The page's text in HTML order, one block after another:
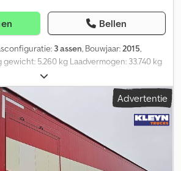
Bellen
3 assen, Bouwjaar: 2015,
gewicht: 5.260 kg Laadvermogen: 33.740 kg
GVW: 39.000 kg
Advertentie